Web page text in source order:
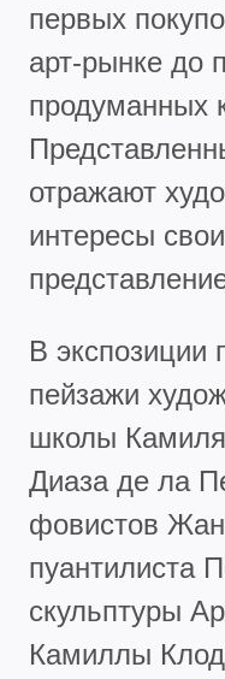
первых
арт-рынке до
продуманных
отражают
интересы
В экспозиции
пейзажи
школы
Диаза де ла
фовистов
пуантилиста
скульптуры
Камиллы